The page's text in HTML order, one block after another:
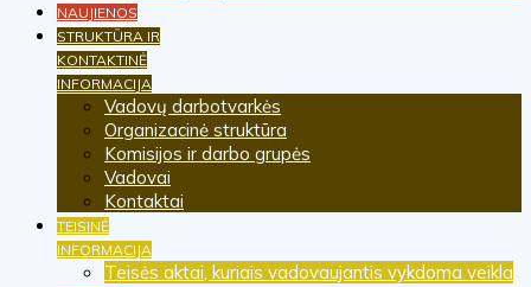
NAUJIENOS
STRUKTŪRA IR
KONTAKTINĖ
INFORMACIJA
Vadovų darbotvarkės
Organizacinė struktūra
Komisijos ir darbo grupės
Vadovai
Kontaktai
TEISINĖ
INFORMACIJA
Teisės aktai, kuriais vadovaujantis vykdoma veikla